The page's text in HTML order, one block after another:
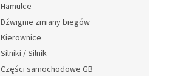
Hamulce
Dźwignie zmiany biegów
Kierownice
Silniki / Silnik
Części samochodowe GB